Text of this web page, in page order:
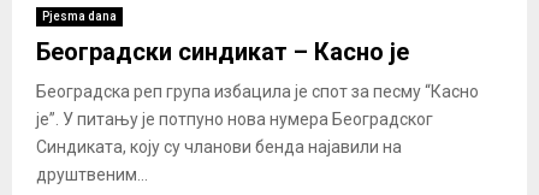
Pjesma dana
Београдски синдикат – Касно је
Београдска реп група избацила је спот за песму “Касно
је”. У питању је потпуно нова нумера Београдског
Синдиката, коју су чланови бенда најавили на
друштвеним...